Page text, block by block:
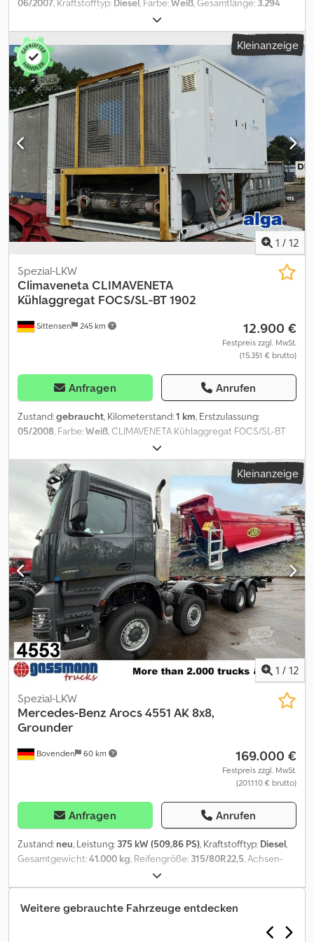
06/2007, Kraftstofftyp: Diesel, Farbe:Weiß, Gesamtlänge: 3.294
, Gesamthöhe:
TAEevo 602 ist ein luftgekühlter Kompakt-Wasserkühlsatz
(Kaltwassersatz) für die Industrie- und Prozesskühlung zur
Außenaufstellung, Kühlleistung kW 131, Kaltwassertemperatur
Austritt/ Eintritt (°C): 7/12, Volumenstrom (m³/h) 22.5, Verfügbarer
Pumpendruck (bar) 3.35, Umgebungstemperatur (°C) 32,
Kältemittel R 407C, Elektrische Daten: Spannung V 400, Frequenz
Hz 50, Phasen Ph 3, max. Leistungsaufnahme (kW) 61, max. Strom
(A) 104, Anlaufstrom Kreis (A) 230, Schutzklasse: IP54,
Pufferspeicher: Integriert 500 Liter, PA1714 Dedszthv Rjpfx Aifskr
Unser Angebot ist generell ohne neue TÜV-Abnahme. Falls neue
TÜV-Abnahme erwünscht, unterbreiten wir Ihnen gerne ein
Angebot unserer Partnerwerkstätten! Fahrzeug kann mit
Werbung beklebt und/oder beschriftet sein. Es gelten unsere
allgemeinen Liefer- und Zahlungsbedingungen. Gerne erstellen
wir Ihnen für dieses Objekt ein Finanzierungs- oder
Kleinanzeige
1 / 12
Sittensen 245 km
Spezial-LKW
ClimavenetaCLIMAVENETA
Kühlaggregat FOCS/SL-BT 1902
12.900 €
Festpreis zzgl. MwSt.
(15.351 € brutto)
Anfragen Anrufen
Zustand:gebraucht, Kilometerstand:1 km, Erstzulassung:
05/2008 , Farbe:Weiß , CLIMAVENETA Kühlaggregat FOCS/SL-BT
1902 ist ein leistungsstarker, luftgekühlter Kaltwassersatz, für den
industriellen Einsatz sowie für große Klimatisierungssysteme
konzipiert, Kompressortyp: Schraubenverdichter, Kühlleistung: ca.
410 kW bis 460 kW, Leistungsaufnahme (Verdichter): ca. 130 kW bis
150 kW unter Volllast, Kältemittel: R134a, Kältekreise / Verdichter: 2
unabhängige Kältekreise mit je 1 semi-hermetischen
Schraubenverdichter Dkjdezthv Depfx Aifjr PA1715 Unser Angebot
ist generell ohne neue TÜV-Abnahme. Falls neue TÜV-Abnahme
erwünscht, unterbreiten wir Ihnen gerne ein Angebot unserer
Partnerwerkstätten! Fahrzeug kann mit Werbung beklebt
und/oder beschriftet sein. Es gelten unsere allgemeinen Liefer-
und Zahlungsbedingungen. Gerne erstellen wir Ihnen für dieses
Objekt ein Finanzierungs- oder Leasingangebot. Bitte sprechen
Sie uns an!
Kleinanzeige
1 / 12
Bovenden 60 km
Spezial-LKW
Mercedes-Benz Arocs 4551 AK 8x8,
Grounder
169.000 €
Festpreis zzgl. MwSt.
(201.110 € brutto)
Anfragen Anrufen
Zustand: neu, Leistung: 375 kW (509,86 PS), Kraftstofftyp: Diesel,
Gesamtgewicht:41.000 kg, Reifengröße: 315/80R22,5, Achsen-
4.850 mm
Motorbremsung, Farbe:Grau, Fahrerkabine:Fahrerhaus,
Getriebetyp:
Automatisch, Emissionsklasse: Euro6
, Anzahl der Sitzplätze: , Laderaumvolumen:
Weitere gebrauchte Fahrzeuge entdecken